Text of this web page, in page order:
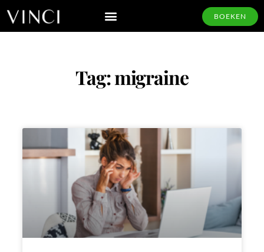
BOEKEN
Tag: migraine